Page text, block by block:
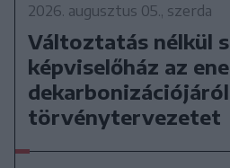
2026. augusztus 05., szerda
Változtatás nélkül
képviselőház az
törvénytervezetet